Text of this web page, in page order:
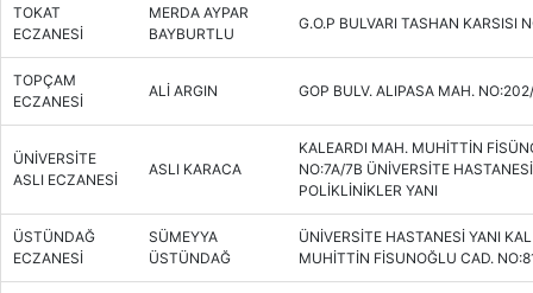
TOKAT
ECZANESİ
MERDA AYPAR
BAYBURTLU
G.O.P BULVARI TASHAN KARSISI
TOPÇAM
ECZANESİ
ALİ ARGIN GOP BULV. ALIPASA MAH.
ÜNİVERSİTE
ASLI ECZANESİ
ASLI KARACA
KALEARDI MAH. MUHİTTİN
NO:7A/7B ÜNİVERSİTE
POLİKLİNİKLER YANI
ÜSTÜNDAĞ
ECZANESİ
SÜMEYYA
ÜSTÜNDAĞ
ÜNİVERSİTE HASTANESİ YANI
MUHİTTİN FİSUNOĞLU CAD.